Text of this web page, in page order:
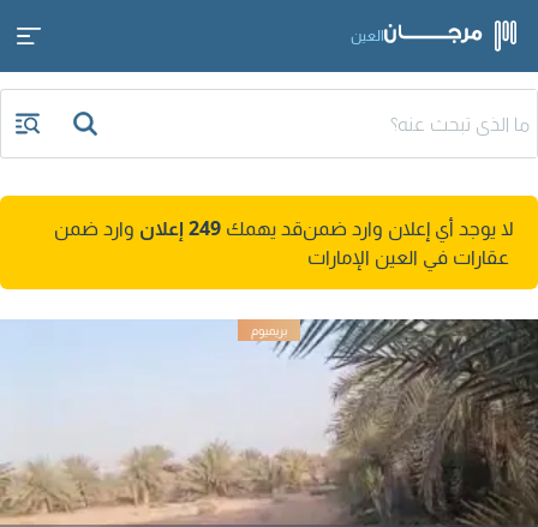
العين
لا يوجد أي إعلان وارد ضمنقد يهمك 249 إعلان
وارد ضمن
عقارات في العين الإمارات